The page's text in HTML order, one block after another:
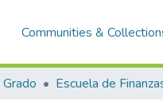
Communities &